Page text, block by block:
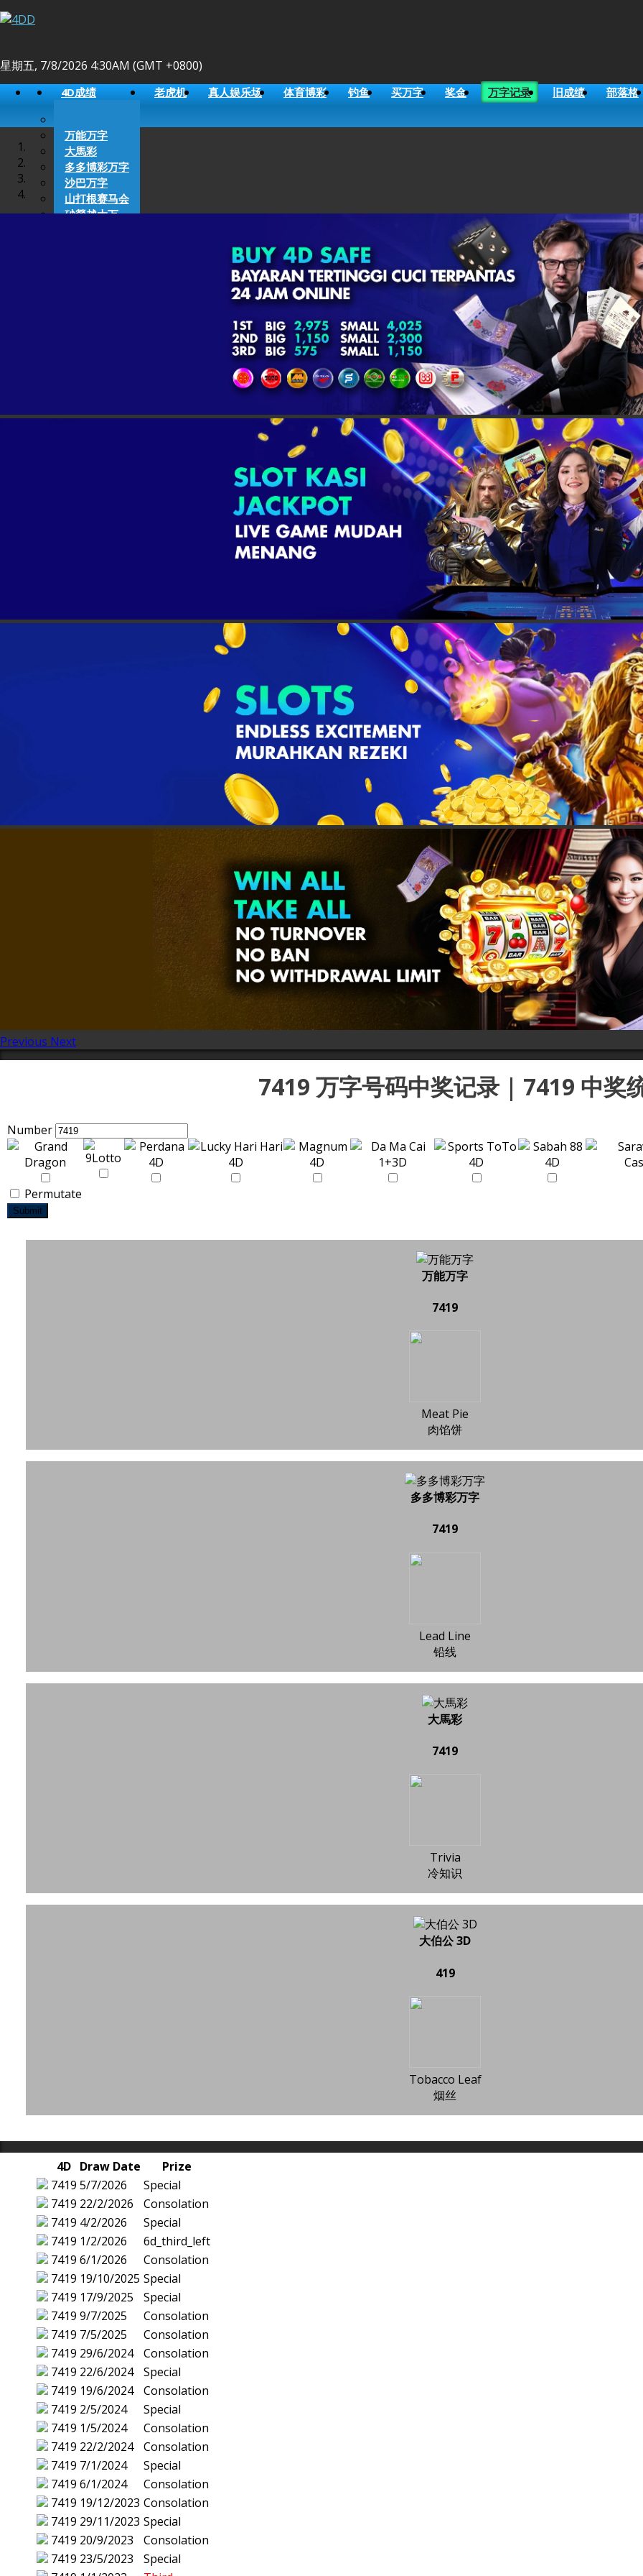
星期五, 7/8/2026 4:30AM (GMT +0800)
4D成绩
万能万字
大馬彩
多多博彩万字
沙巴万字
山打根赛马会
砂勞越大万
老虎机 真人娱乐场 体育博彩 钓鱼 买万字 奖金 万字记录 旧成绩 部落格
Previous Next
7419 万字号码中奖记录 | 7419 中奖
Number
Permutate
Submit
万能万字
7419
Meat Pie
肉馅饼
多多博彩万字
7419
Lead Line
铅线
大馬彩
7419
Trivia
冷知识
大伯公 3D
419
Tobacco Leaf
烟丝
4D Draw Date
Prize
7419 5/7/2026
Special
7419 22/2/2026
Consolation
7419 4/2/2026
Special
7419 1/2/2026
6d_third_left
7419 6/1/2026
Consolation
7419 19/10/2025 Special
7419 17/9/2025
Special
7419 9/7/2025
Consolation
7419 7/5/2025
Consolation
7419 29/6/2024
Consolation
7419 22/6/2024
Special
7419 19/6/2024
Consolation
7419 2/5/2024
Special
7419 1/5/2024
Consolation
7419 22/2/2024
Consolation
7419 7/1/2024
Special
7419 6/1/2024
Consolation
7419 19/12/2023 Consolation
7419 29/11/2023 Special
7419 20/9/2023
Consolation
7419 23/5/2023
Special